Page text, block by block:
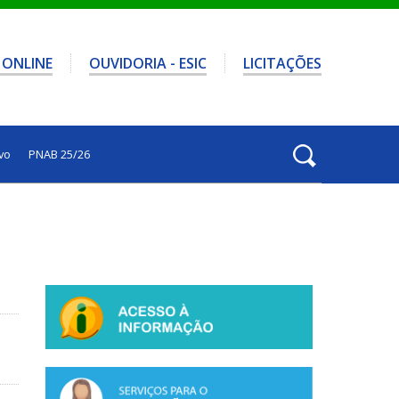
OUVIDORIA - ESIC LICITAÇÕES
PNAB 25/26